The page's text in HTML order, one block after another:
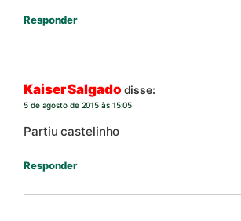
Responder
Kaiser Salgado disse:
5 de agosto de 2015 às 15:05
Partiu castelinho
Responder